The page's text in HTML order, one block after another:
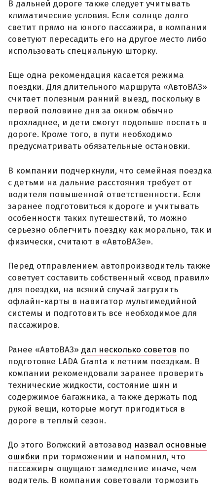
В дальней дороге также следует учитывать
климатические условия. Если солнце долго
светит прямо на юного пассажира, в компании
советуют пересадить его на другое место либо
использовать специальную шторку.
Еще одна рекомендация касается режима
поездки. Для длительного маршрута «АвтоВАЗ»
считает полезным ранний выезд, поскольку в
первой половине дня за окном обычно
прохладнее, и дети смогут подольше поспать в
дороге. Кроме того, в пути необходимо
предусматривать обязательные остановки.
В компании подчеркнули, что семейная поездка
с детьми на дальние расстояния требует от
водителя повышенной ответственности. Если
заранее подготовиться к дороге и учитывать
особенности таких путешествий, то можно
серьезно облегчить поездку как морально, так и
физически, считают в «АвтоВАЗе».
Перед отправлением автопроизводитель также
советует составить собственный «свод правил»
для поездки, на всякий случай загрузить
офлайн-карты в навигатор мультимедийной
системы и подготовить все необходимое для
пассажиров.
Ранее «АвтоВАЗ» дал несколько советов по
подготовке LADA Granta к летним поездкам. В
компании рекомендовали заранее проверить
технические жидкости, состояние шин и
содержимое багажника, а также держать под
рукой вещи, которые могут пригодиться в
дороге в теплый сезон.
До этого Волжский автозавод назвал основные
ошибки при торможении и напомнил, что
пассажиры ощущают замедление иначе, чем
водитель. В компании советовали тормозить